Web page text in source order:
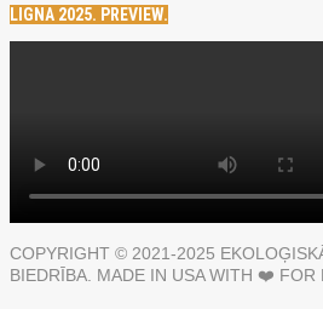
LIGNA 2025. PREVIEW.
COPYRIGHT © 2021-2025
BIEDRĪBA. MADE IN USA WITH ❤️ FOR